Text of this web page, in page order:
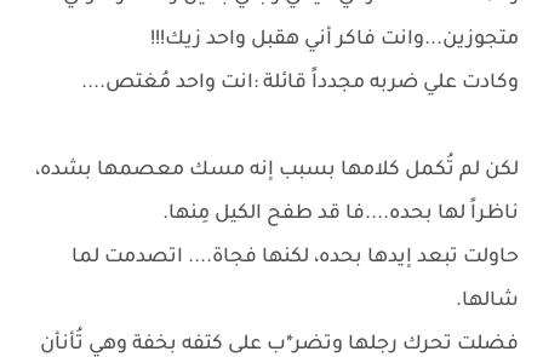
متجوزين...وانت فاكر أني هقبل واحد زيك!!!
وكادت علي ضربه مجدداً قائلة :انت واحد مُغتص....
لكن لم تُكمل كلامها بسبب إنه مسك معصمها بشده،
ناظراً لها بحده....فا قد طفح الكيل مِنها.
حاولت تبعد إيدها بحده، لكنها فجاة.... اتصدمت لما
شالها.
فضلت تحرك رجلها وتضر*ب على كتفه بخفة وهي تُأنأن